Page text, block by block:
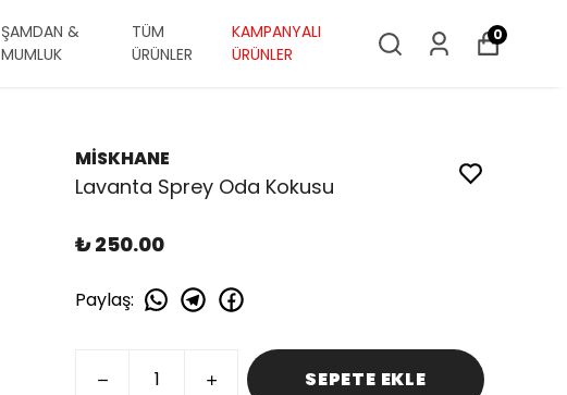
ŞAMDAN &
MUMLUK
TÜM
ÜRÜNLER
KAMPANYALI
ÜRÜNLER
0
MİSKHANE
Lavanta Sprey Oda Kokusu
₺ 250.00
Paylaş:
SEPETE EKLE